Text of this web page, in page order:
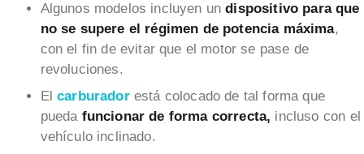
Algunos modelos incluyen undispositivo para que
no se supere el régimen de potencia máxima,
con el fin de evitar que el motor se pase de
revoluciones.
Elcarburador está colocado de tal forma que
pueda funcionar de forma correcta, incluso con el
vehículo inclinado.